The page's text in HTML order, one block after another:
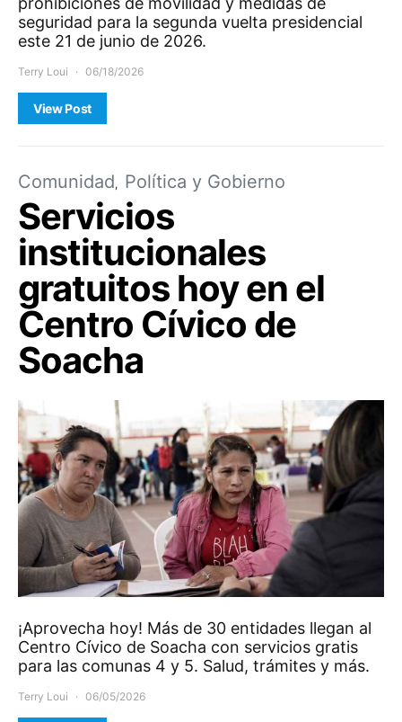
seguridad para la segunda vuelta presidencial
este 21 de junio de 2026.
Terry Loui 06/18/2026
View Post
Comunidad Política y Gobierno
Servicios
institucionales
gratuitos hoy en el
Centro Cívico de
Soacha
¡Aprovecha hoy! Más de 30 entidades llegan al
Centro Cívico de Soacha con servicios gratis
para las comunas 4 y 5. Salud, trámites y más.
Terry Loui 06/05/2026